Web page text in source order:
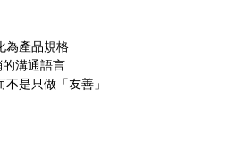
為產品規格
溝通語言
是只做「友善」